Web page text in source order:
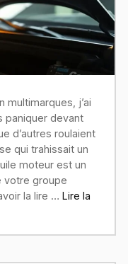
multimarques, j’ai
paniquer devant
d’autres roulaient
qui trahissait un
moteur est un
votre groupe
la lire …Lire la